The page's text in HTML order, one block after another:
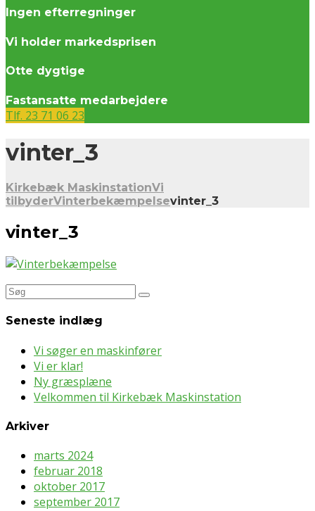
Ingen efterregninger
Vi holder markedsprisen
Otte dygtige
Fastansatte medarbejdere
Tlf. 23 71 06 23
vinter_3
Kirkebæk MaskinstationVi
tilbyderVinterbekæmpelsevinter_3
vinter_3
Søg
Seneste indlæg
Vi søger en maskinfører
Vi er klar!
Ny græsplæne
Velkommen til Kirkebæk Maskinstation
Arkiver
marts 2024
februar 2018
oktober 2017
september 2017